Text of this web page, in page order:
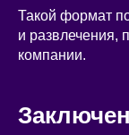
Такой формат
и развлечения,
компании.